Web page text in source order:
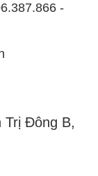
-
Trị Đông B,